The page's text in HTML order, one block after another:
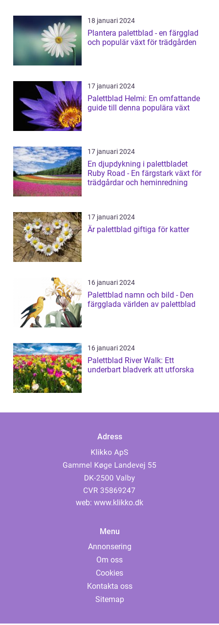
18 januari 2024
Plantera palettblad - en färgglad
och populär växt för trädgården
17 januari 2024
Palettblad Helmi: En omfattande
guide till denna populära växt
17 januari 2024
En djupdykning i palettbladet
Ruby Road - En färgstark växt för
trädgårdar och heminredning
17 januari 2024
Är palettblad giftiga för katter
16 januari 2024
Palettblad namn och bild - Den
färgglada världen av palettblad
16 januari 2024
Palettblad River Walk: Ett
underbart bladverk att utforska
Adress
web: www.klikko.dk
Menu
Annonsering
Om oss
Cookies
Kontakta oss
Sitemap